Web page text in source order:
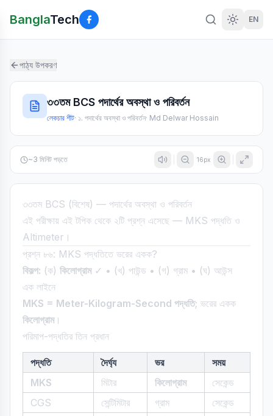
BanglaTech EN
পাঠ্য উপকরণ
৩৩তম BCS পদার্থের অবস্থা ও পরিবর্তন
লেকচার শীট· ১. পদার্থের অবস্থা ও পরিবর্তন· Md Delwar Hossain
~3 মিনিট পড়তে 16px
৩৩তম BCS (বিশেষ) — পদার্থের অবস্থা ও পরিবর্তন
এই পরীক্ষায় এই টপিক থেকে ২টি প্রশ্ন এসেছে — MKS পদ্ধতি ও
Altimeter।
প্রশ্ন ৮৬: MKS পদ্ধতিতে ভরের একক?
বিকল্প: (ক) কিলোগ্রাম✓ • (খ) পাউন্ড • (গ) গ্রাম • (ঘ) আউন্স
এক লাইনে
MKS = Meter-Kilogram-Second পদ্ধতি; ভরের একক
কিলোগ্রাম।
পরিমাপ-পদ্ধতির তিন প্রধান
পদ্ধতি দৈর্ঘ্য ভর
সময়
MKS
মিটার কিলোগ্রাম
সেকেন্ড
CGS
সেন্টিমিটার গ্রাম
সেকেন্ড